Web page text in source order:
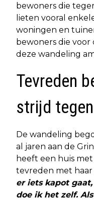
bewoners die
lieten vooral
woningen en
bewoners die voor
deze wandeling
Tevreden
strijd
De wandeling
al jaren aan de
heeft een huis
tevreden met
er iets kapot
doe ik het zelf.